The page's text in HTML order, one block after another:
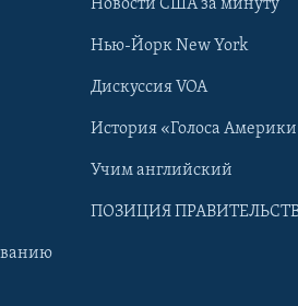
Новости США за минуту
Нью-Йорк New York
Дискуссия VOA
История «Голоса
Учим английский
ПОЗИЦИЯ